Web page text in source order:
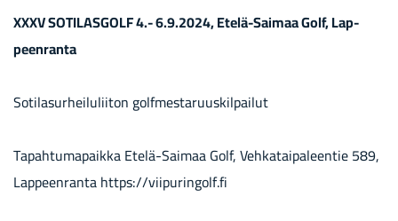
XXXV SO­TI­LAS­GOLF 4.- 6.9.2024, Etelä-​Saimaa Golf, Lap­
peen­ran­ta
So­ti­la­sur­hei­lu­lii­ton golf­mes­ta­ruus­kil­pai­lut
Ta­pah­tu­ma­paik­ka Etelä-​Saimaa Golf, Veh­ka­tai­pa­leen­tie 589,
Lap­peen­ran­ta https://vii­pu­rin­golf.fi